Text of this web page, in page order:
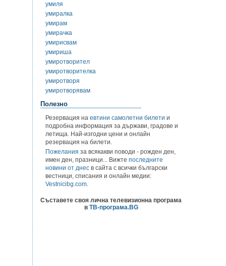
умиля
умиралка
умирам
умирачка
умирисвам
умириша
умиротворител
умиротворителка
умиротворя
умиротворявам
Полезно
Резервация на евтини самолетни билети и
подробна информация за държави, градове и
летища. Най-изгодни цени и онлайн
резервация на билети.
Пожелания за всякакви поводи - рожден ден,
имен ден, празници... Вижте последните
новини от днес в сайта с всички български
вестници, списания и онлайн медии:
Vestnicibg.com.
Съставете своя лична телевизионна програма
в ТВ-програма.BG